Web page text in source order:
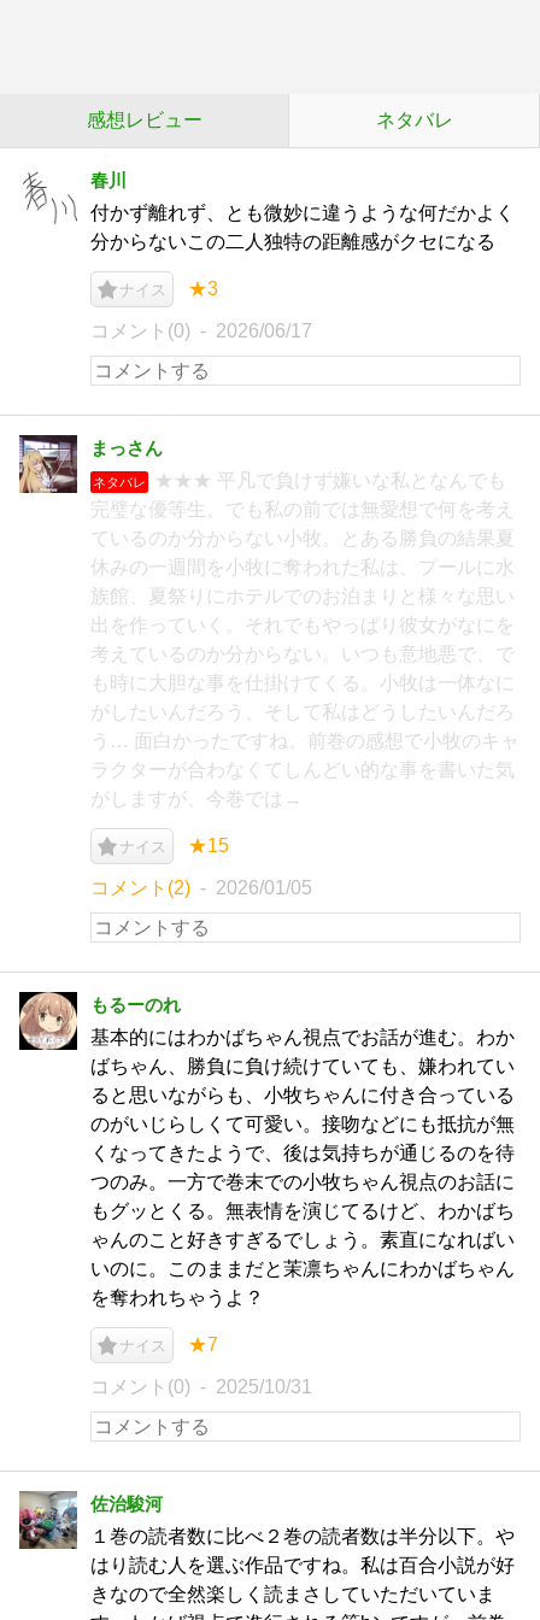
感想レビュー ネタバレ
春川
付かず離れず、とも微妙に違うような何だかよく
分からないこの二人独特の距離感がクセになる
ナイス ★3
コメント(0) 2026/06/17
まっさん
ネタバレ
★★★ 平凡で負けず嫌いな私となんでも
完璧な優等生、でも私の前では無愛想で何を考え
ているのか分からない小牧。とある勝負の結果夏
休みの一週間を小牧に奪われた私は、プールに水
族館、夏祭りにホテルでのお泊まりと様々な思い
出を作っていく。それでもやっぱり彼女がなにを
考えているのか分からない。いつも意地悪で、で
も時に大胆な事を仕掛けてくる。小牧は一体なに
がしたいんだろう、そして私はどうしたいんだろ
う… 面白かったですね。前巻の感想で小牧のキャ
ラクターが合わなくてしんどい的な事を書いた気
がしますが、今巻では→
ナイス ★15
コメント(2) 2026/01/05
もるーのれ
基本的にはわかばちゃん視点でお話が進む。わか
ばちゃん、勝負に負け続けていても、嫌われてい
ると思いながらも、小牧ちゃんに付き合っている
のがいじらしくて可愛い。接吻などにも抵抗が無
くなってきたようで、後は気持ちが通じるのを待
つのみ。一方で巻末での小牧ちゃん視点のお話に
もグッとくる。無表情を演じてるけど、わかばち
ゃんのこと好きすぎるでしょう。素直になればい
いのに。このままだと茉凛ちゃんにわかばちゃん
を奪われちゃうよ？
ナイス ★7
コメント(0) 2025/10/31
佐治駿河
１巻の読者数に比べ２巻の読者数は半分以下。や
はり読む人を選ぶ作品ですね。私は百合小説が好
きなので全然楽しく読まさしていただいていま